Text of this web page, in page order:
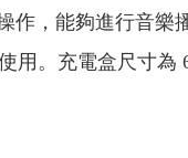
，能夠進行音
。充電盒尺寸為